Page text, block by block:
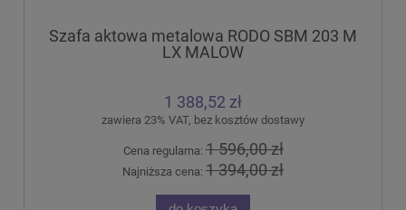
Szafa aktowa metalowa RODO SBM 203 M
LX MALOW
1 388,52 zł
zawiera 23% VAT, bez kosztów dostawy
Cena regularna:1 596,00 zł
Najniższa cena: 1 394,00 zł